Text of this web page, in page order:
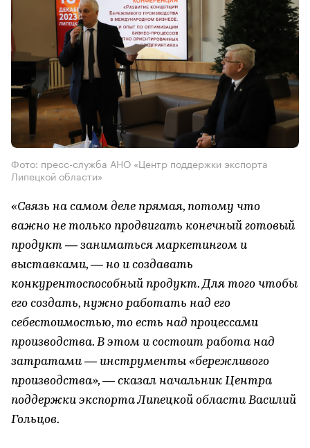
Фото: пресс-служба АНО «Центр поддержки экспорта
Липецкой области»
«Связь на самом деле прямая, потому что
важно не только продвигать конечный готовый
продукт — заниматься маркетингом и
выставками, — но и создавать
конкурентоспособный продукт. Для того чтобы
его создать, нужно работать над его
себестоимостью, то есть над процессами
производства. В этом и состоит работа над
затратами — инструменты «бережливого
производства», — сказал начальник Центра
поддержки экспорта Липецкой области Василий
Гольцов.